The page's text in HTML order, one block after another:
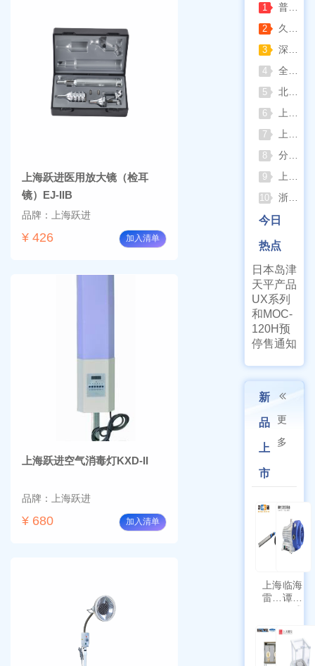
上海跃进医用放大镜（检耳
镜）EJ-IIB
品牌：上海跃进
¥ 426 加入清单
上海跃进空气消毒灯KXD-II
品牌：上海跃进
¥ 680 加入清单
1 普通烘箱和耐腐蚀烘箱区分
2 久兴医疗高压蒸汽灭菌器：制药科研灭菌的可靠之选
3 深那静音超声波清洗仪：科研洁净新标准，安静高效更安心
4 全自动凯氏定氮仪测定焦炭中氮 上海纤检助力焦化行业精准检测
5 北京六一电泳仪完整选型指南（分电泳槽 + 电源两大模块，按实验场景直接匹配）
6 上海仪电吸光光度法和荧光分析法的异同
7 上海佑科GC-7860系列网络化气相色谱仪
8 分清生物安全柜与洁净工作台 苏州安泰科普两类设备差异
9 上海申安灭菌器外排、内排与干燥功能全解析
10 浙江孚夏：打造合规可靠的实验室洁净装备
今日
热点
日本岛津
天平产品
UX系列
和MOC-
120H预
停售通知
新
品
上
市
更
多
上海
雷磁
符合
新国
标带
临海
谭氏
干式
泵
SPL-
10